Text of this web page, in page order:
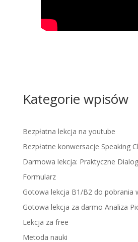
Kategorie wpisów
Bezpłatna lekcja na youtube
Bezpłatne konwersacje Speaking
Darmowa lekcja: Praktyczne
Formularz
Gotowa lekcja B1/B2 do pobrania
Gotowa lekcja za darmo Analiza
Lekcja za free
Metoda nauki